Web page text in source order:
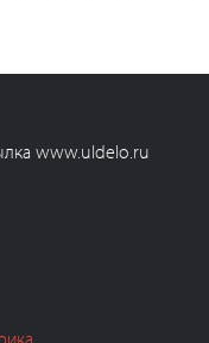
www.uldelo.ru